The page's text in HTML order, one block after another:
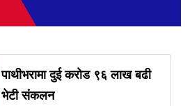
पाथीभरामा दुई करोड ९६ लाख बढी
भेटी संकलन